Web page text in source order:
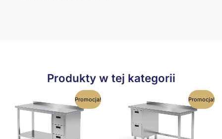
Produkty w tej kategorii
Promocja!
Ten
produkt
ma
wiele
Promocja!
Ten
produkt
ma
wiele